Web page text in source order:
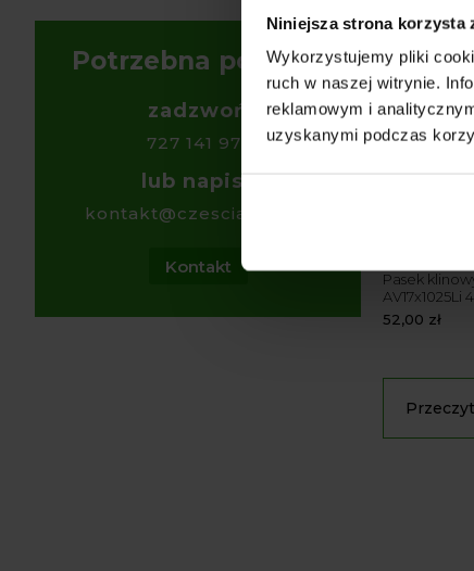
Niniejsza strona korzysta
Wykorzystujemy pliki
ruch w naszej witrynie.
reklamowym i
uzyskanymi podczas
Potrzebna pomoc?
zadzwoń
727 141 971
lub napisz
kontakt@czesciagrol.pl
Kontakt
Pasek
AV17x1025Li
52,00 zł